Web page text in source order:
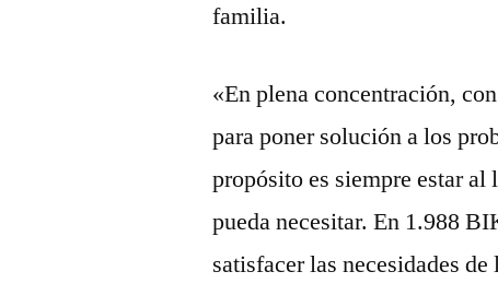
familia.
«En plena concentración,
para poner solución a los
propósito es siempre estar
pueda necesitar. En 1.988
satisfacer las necesidades